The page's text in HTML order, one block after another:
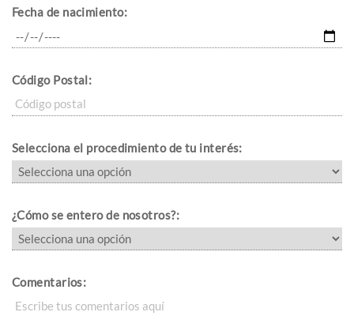
Fecha de nacimiento:
Código Postal:
Selecciona el procedimiento de tu interés:
¿Cómo se entero de nosotros?:
Comentarios: